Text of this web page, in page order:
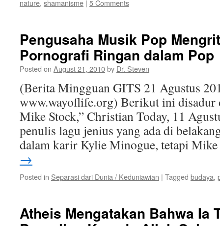
nature, shamanisme | 5 Comments
Pengusaha Musik Pop
Pornografi Ringan dalam Pop
Posted on August 21, 2010by Dr. Steven
(Berita Mingguan GITS 21 Agustus
www.wayoflife.org) Berikut ini disadur
Mike Stock,” Christian Today, 11
penulis lagu jenius yang ada di
dalam karir Kylie Minogue, tetapi
→
Posted in Separasi dari Dunia / Keduniawian | Tagged budaya,
Atheis Mengatakan Bahwa Ia